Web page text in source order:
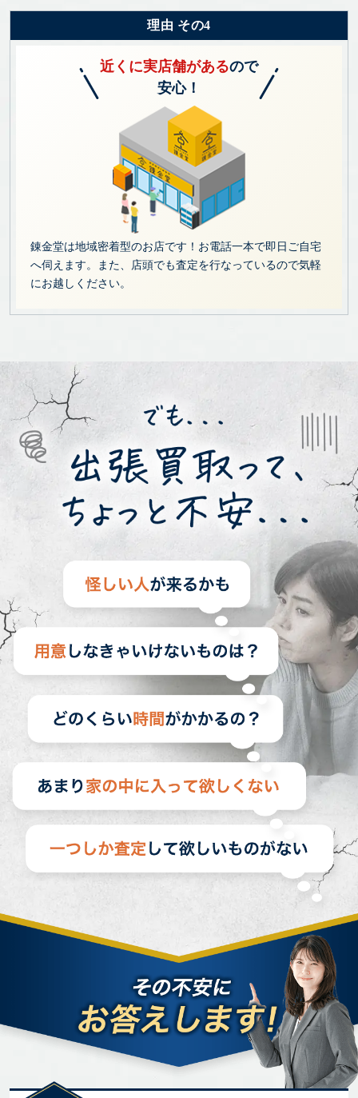
理由 その4
近くに実店舗があるので
安心！
錬金堂は地域密着型のお店です！お電話一本で即日ご自宅
へ伺えます。また、店頭でも査定を行なっているので気軽
にお越しください。